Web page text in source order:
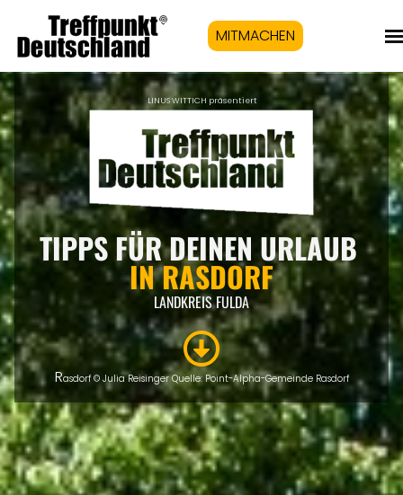
MITMACHEN
LINUS WITTICH präsentiert
TIPPS FÜR DEINEN URLAUB
IN RASDORF
LANDKREIS FULDA
Rasdorf © Julia Reisinger Quelle: Point-Alpha-Gemeinde Rasdorf
INTRO